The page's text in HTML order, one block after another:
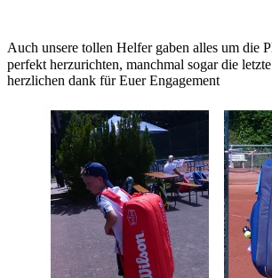
Auch unsere tollen Helfer gaben alles um die
perfekt herzurichten, manchmal sogar die
herzlichen dank für Euer Engagement